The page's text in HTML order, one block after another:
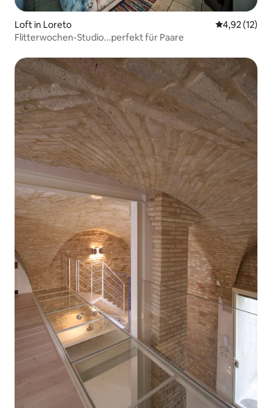
Loft in Loreto
4,92 (12)
Flitterwochen-Studio...perfekt für Paare